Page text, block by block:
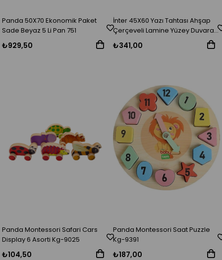
Panda 50X70 Ekonomik Paket
Sade Beyaz 5 Li Pan 751
₺929,50
İnter 45X60 Yazı Tahtası Ahşap
Çerçeveli Lamine Yüzey Duvara
Monte Beyaz INT-383
₺341,00
Panda Montessori Safari Cars
Display 6 Asorti Kg-9025
₺104,50
Panda Montessori Saat Puzzle
Kg-9391
₺187,00